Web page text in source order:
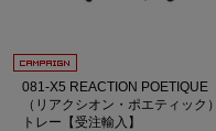
081-X5 REACTION POETIQUE
（リアクシオン・ポエティック）
トレー【受注輸入】